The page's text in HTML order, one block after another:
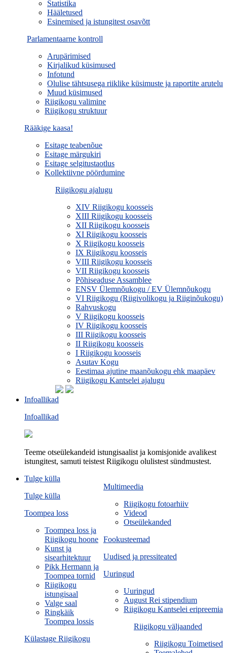
Statistika
Hääletused
Esinemised ja istungitest osavõtt
Parlamentaarne kontroll
Arupärimised
Kirjalikud küsimused
Infotund
Olulise tähtsusega riiklike küsimuste ja raportite arutelu
Muud küsimused
Riigikogu valimine
Riigikogu struktuur
Rääkige kaasa!
Esitage teabenõue
Esitage märgukiri
Esitage selgitustaotlus
Kollektiivne pöördumine
Riigikogu ajalugu
XIV Riigikogu koosseis
XIII Riigikogu koosseis
XII Riigikogu koosseis
XI Riigikogu koosseis
X Riigikogu koosseis
IX Riigikogu koosseis
VIII Riigikogu koosseis
VII Riigikogu koosseis
Põhiseaduse Assamblee
ENSV Ülemnõukogu / EV Ülemnõukogu
VI Riigikogu (Riigivolikogu ja Riiginõukogu)
Rahvuskogu
V Riigikogu koosseis
IV Riigikogu koosseis
III Riigikogu koosseis
II Riigikogu koosseis
I Riigikogu koosseis
Asutav Kogu
Eestimaa ajutine maanõukogu ehk maapäev
Riigikogu Kantselei ajalugu
Infoallikad
Infoallikad
Teeme otseülekandeid istungisaalist ja komisjonide avalikest
istungitest, samuti teistest Riigikogu olulistest sündmustest.
Multimeedia
Riigikogu fotoarhiiv
Videod
Otseülekanded
Fookusteemad
Uudised ja pressiteated
Uuringud
Uuringud
August Rei stipendium
Riigikogu Kantselei eripreemia
Riigikogu väljaanded
Riigikogu Toimetised
Tulge külla
Tulge külla
Toompea loss
Toompea loss ja
Riigikogu hoone
Kunst ja
sisearhitektuur
Pikk Hermann ja
Toompea tornid
Riigikogu
istungisaal
Valge saal
Ringkäik
Toompea lossis
Külastage Riigikogu